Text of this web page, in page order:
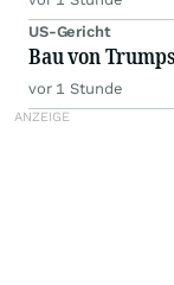
US-Gericht
Bau von
vor 1 Stunde